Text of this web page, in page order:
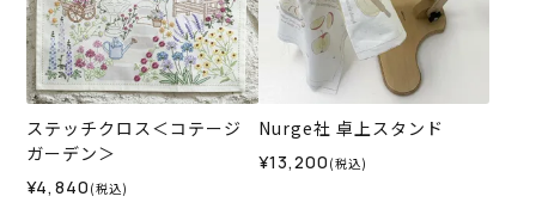
ステッチクロス＜コテージ
ガーデン＞
¥4,840 (税込)
Nurge社 卓上スタンド
¥13,200 (税込)